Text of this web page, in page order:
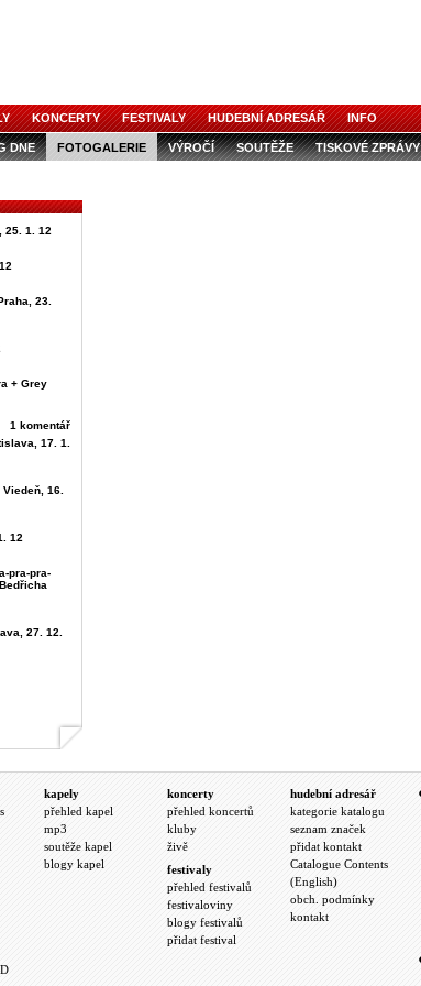
KONCERTY FESTIVALY HUDEBNÍ ADRESÁŘ INFO
DNE FOTOGALERIE VÝROČÍ SOUTĚŽE TISKOVÉ ZPRÁVY
25. 1. 12
23.
+ Grey
1 komentář
17. 1.
16.
12
pra-pra-
27. 12.
kapely
přehled kapel
mp3
soutěže kapel
blogy kapel
koncerty
přehled koncertů
kluby
živě
festivaly
přehled festivalů
festivaloviny
blogy festivalů
přidat festival
hudební adresář
kategorie katalogu
seznam značek
přidat kontakt
Catalogue Contents
(English)
obch. podmínky
kontakt